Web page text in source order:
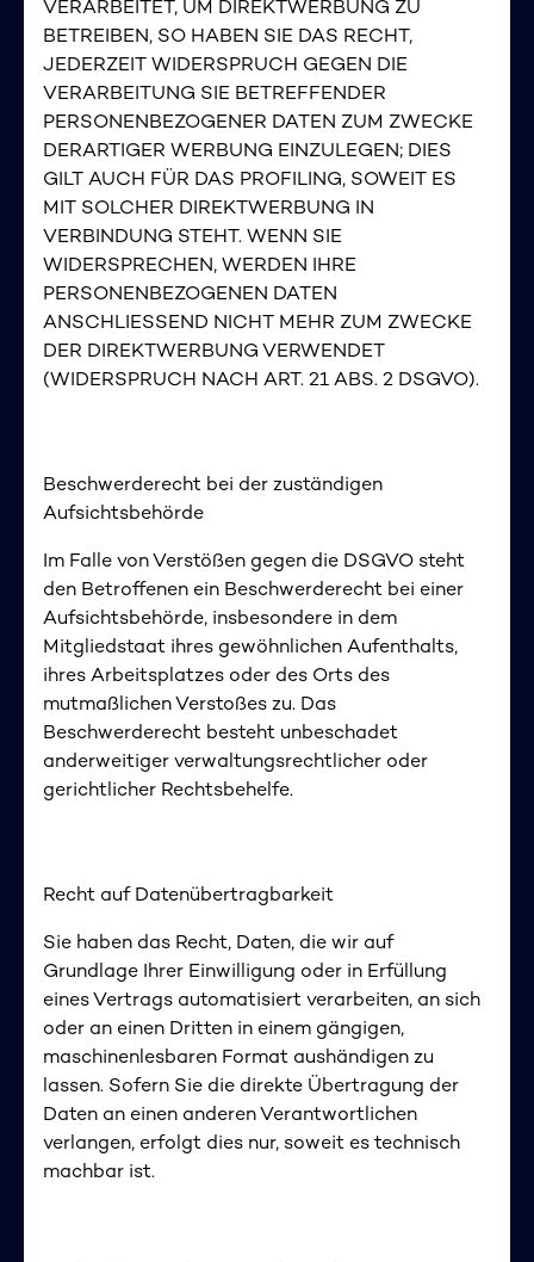
VERARBEITET, UM DIREKTWERBUNG ZU
BETREIBEN, SO HABEN SIE DAS RECHT,
JEDERZEIT WIDERSPRUCH GEGEN DIE
VERARBEITUNG SIE BETREFFENDER
PERSONENBEZOGENER DATEN ZUM ZWECKE
DERARTIGER WERBUNG EINZULEGEN; DIES
GILT AUCH FÜR DAS PROFILING, SOWEIT ES
MIT SOLCHER DIREKTWERBUNG IN
VERBINDUNG STEHT. WENN SIE
WIDERSPRECHEN, WERDEN IHRE
PERSONENBEZOGENEN DATEN
ANSCHLIESSEND NICHT MEHR ZUM ZWECKE
DER DIREKTWERBUNG VERWENDET
(WIDERSPRUCH NACH ART. 21 ABS. 2 DSGVO).
Beschwerderecht bei der zuständigen
Aufsichtsbehörde
Im Falle von Verstößen gegen die DSGVO steht
den Betroffenen ein Beschwerderecht bei einer
Aufsichtsbehörde, insbesondere in dem
Mitgliedstaat ihres gewöhnlichen Aufenthalts,
ihres Arbeitsplatzes oder des Orts des
mutmaßlichen Verstoßes zu. Das
Beschwerderecht besteht unbeschadet
anderweitiger verwaltungsrechtlicher oder
gerichtlicher Rechtsbehelfe.
Recht auf Datenübertragbarkeit
Sie haben das Recht, Daten, die wir auf
Grundlage Ihrer Einwilligung oder in Erfüllung
eines Vertrags automatisiert verarbeiten, an sich
oder an einen Dritten in einem gängigen,
maschinenlesbaren Format aushändigen zu
lassen. Sofern Sie die direkte Übertragung der
Daten an einen anderen Verantwortlichen
verlangen, erfolgt dies nur, soweit es technisch
machbar ist.